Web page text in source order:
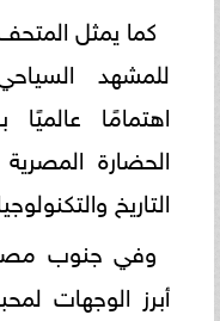
كما يمثل
للمشهد
اهتمامًا
الحضارة
التاريخ
وفي جنوب
أبرز الوجهات